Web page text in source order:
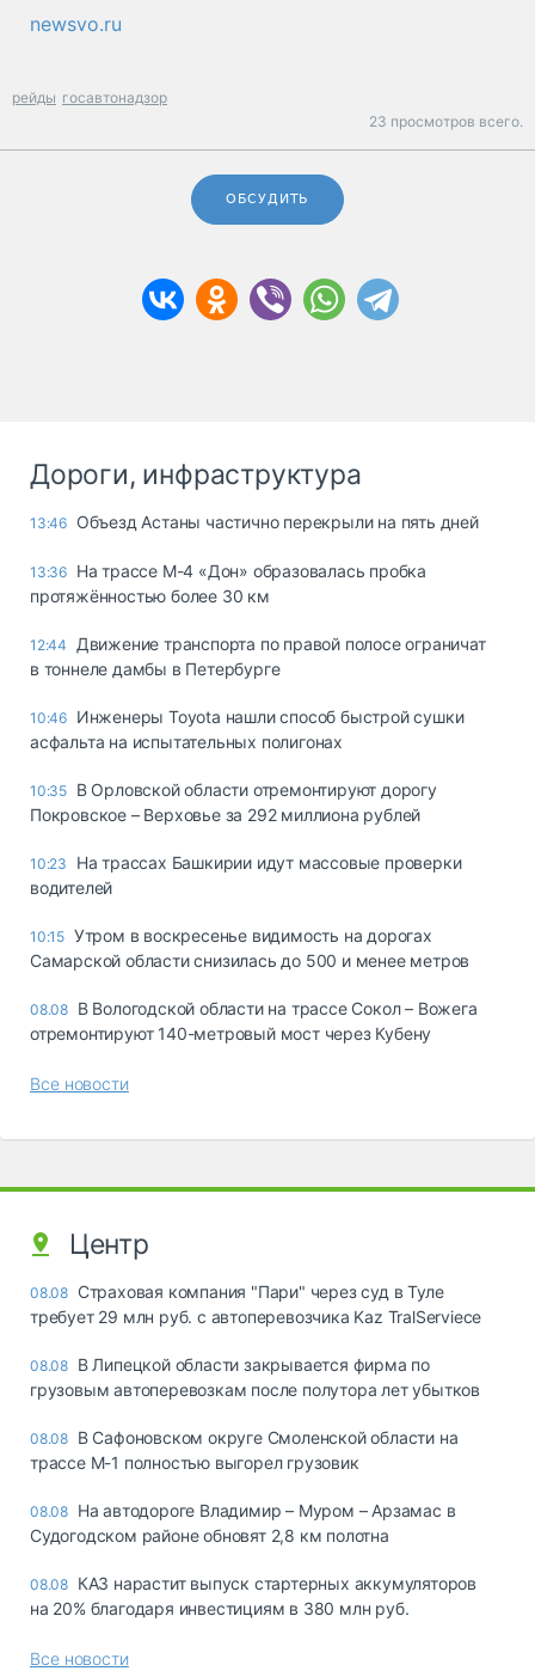
newsvo.ru
рейды госавтонадзор
23 просмотров всего.
ОБСУДИТЬ
Дороги, инфраструктура
13:46 Объезд Астаны частично перекрыли на пять дней
13:36 На трассе М-4 «Дон» образовалась пробка
протяжённостью более 30 км
12:44
Движение транспорта по правой полосе ограничат
в тоннеле дамбы в Петербурге
10:46 Инженеры Toyota нашли способ быстрой сушки
асфальта на испытательных полигонах
10:35 В Орловской области отремонтируют дорогу
Покровское – Верховье за 292 миллиона рублей
10:23
На трассах Башкирии идут массовые проверки
водителей
10:15 Утром в воскресенье видимость на дорогах
Самарской области снизилась до 500 и менее метров
08.08 В Вологодской области на трассе Сокол – Вожега
отремонтируют 140-метровый мост через Кубену
Все новости
Центр
08.08 Страховая компания "Пари" через суд в Туле
требует 29 млн руб. с автоперевозчика Kaz TralServiece
08.08 В Липецкой области закрывается фирма по
грузовым автоперевозкам после полутора лет убытков
08.08 В Сафоновском округе Смоленской области на
трассе М-1 полностью выгорел грузовик
08.08 На автодороге Владимир – Муром – Арзамас в
Судогодском районе обновят 2,8 км полотна
08.08 КАЗ нарастит выпуск стартерных аккумуляторов
на 20% благодаря инвестициям в 380 млн руб.
Все новости